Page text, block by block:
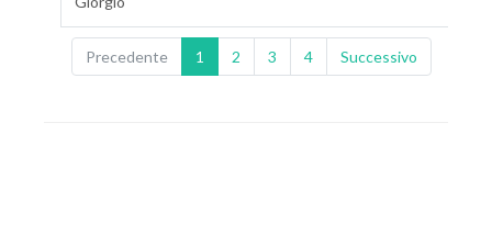
Precedente 1 2 3 4 Successivo